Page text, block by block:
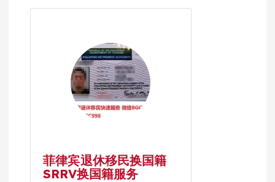
菲律宾退休移民换国籍
SRRV换国籍服务